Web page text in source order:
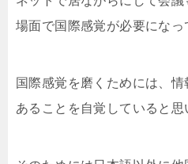
場面で国際感覚が必要になっ
国際感覚を磨くためには、
あることを自覚していると思